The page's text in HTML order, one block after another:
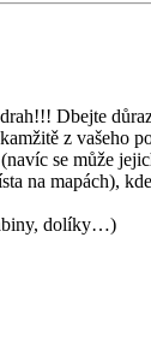
Dbejte
z vašeho
se může
na mapách),
dolíky…)